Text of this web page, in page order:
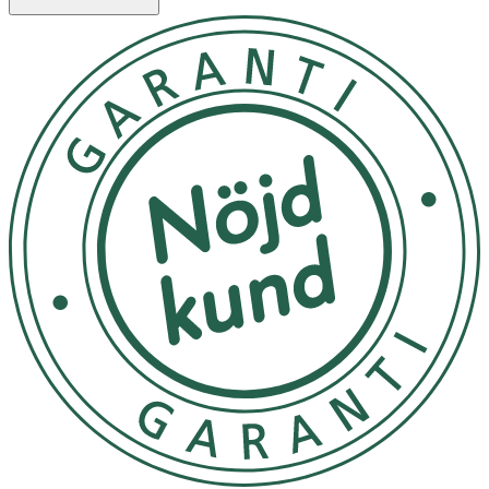
- SPF 50 med fysikaliskt filter (invisible zink)
- Anpassad för känslig barnhud
- Innehåller kokosolja, solrosolja och sheasmör
- Med probiotika, allantoin och karanjafröextrakt
- Vattenfast, doftfri och lätt att applicera
- Korallvänlig och lämplig för känslig hud
Användning
- Applicera ett jämnt lager i ansikte och på kropp före
solexponering.
- Återapplicera varannan timme samt alltid efter bad eller